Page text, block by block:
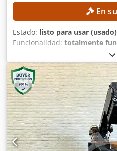
En
Estado: listo para usar (usado)
Funcionalidad: totalmente
,
peso total:3.000 kg, potencia:
TÉCNICOS Número de
estación: banda abrasiva.
mm. DETALLES DE LA
Potencia: 32 kW. Control:
mecanizado: en seco.
(largo x ancho x alto): 1.700 x
vacío: 3.000 kg. Paquetes de
EQUIPAMIENTO Marcado CE.